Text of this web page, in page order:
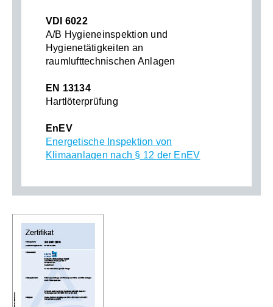
VDI 6022
A/B Hygieneinspektion und
Hygienetätigkeiten an
raumlufttechnischen Anlagen
EN 13134
Hartlöterprüfung
EnEV
Energetische Inspektion von
Klimaanlagen nach § 12 der EnEV